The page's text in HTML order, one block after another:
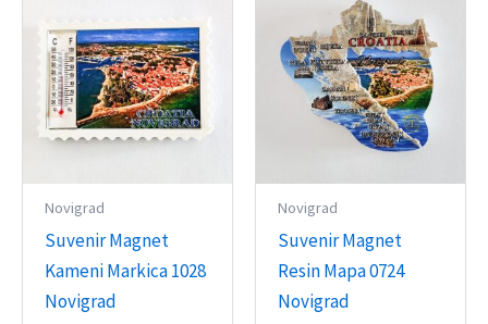
Novigrad
Suvenir Magnet
Kameni Markica 1028
Novigrad
Novigrad
Suvenir Magnet
Resin Mapa 0724
Novigrad